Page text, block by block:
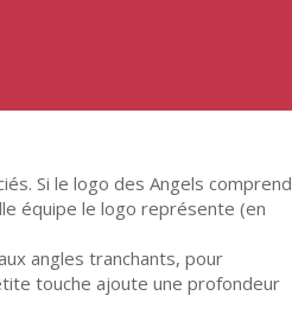
Si le logo des Angels comprend
équipe le logo représente (en
angles tranchants, pour
touche ajoute une profondeur